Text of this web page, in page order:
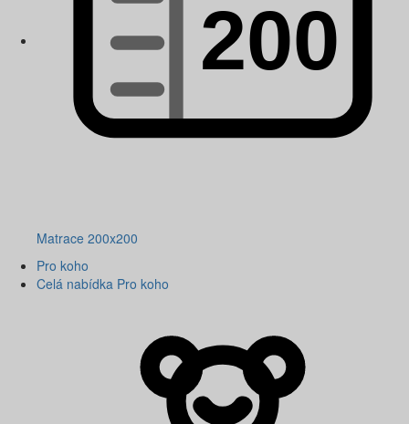
Matrace 200x200
Pro koho
Celá nabídka Pro koho